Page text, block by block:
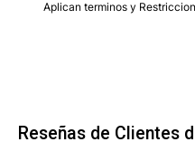
Aplican terminos y
Reseñas de Clientes